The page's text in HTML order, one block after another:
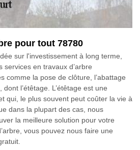
pour tout 78780
sur l'investissement à long terme,
services en travaux d’arbre
comme la pose de clôture, l’abattage
l’étêtage. L’étêtage est une
qui, le plus souvent peut coûter la vie à
dans la plupart des cas, nous
la meilleure solution pour votre
vous pouvez nous faire une